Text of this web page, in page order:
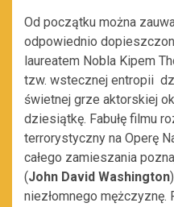
Od początku można
odpowiednio
laureatem Nobla Kipem
tzw. wstecznej entropii
świetnej grze aktorskiej
dziesiątkę. Fabułę filmu
terrorystyczny na Operę
całego zamieszania
(John David Washington
niezłomnego